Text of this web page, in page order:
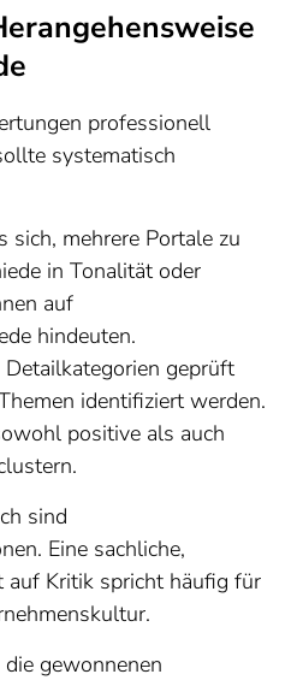
professionell
systematisch
sich, mehrere Portale zu
in Tonalität oder
auf
hindeuten.
geprüft
identifiziert werden.
positive als auch
sind
Eine sachliche,
Kritik spricht häufig für
gewonnenen